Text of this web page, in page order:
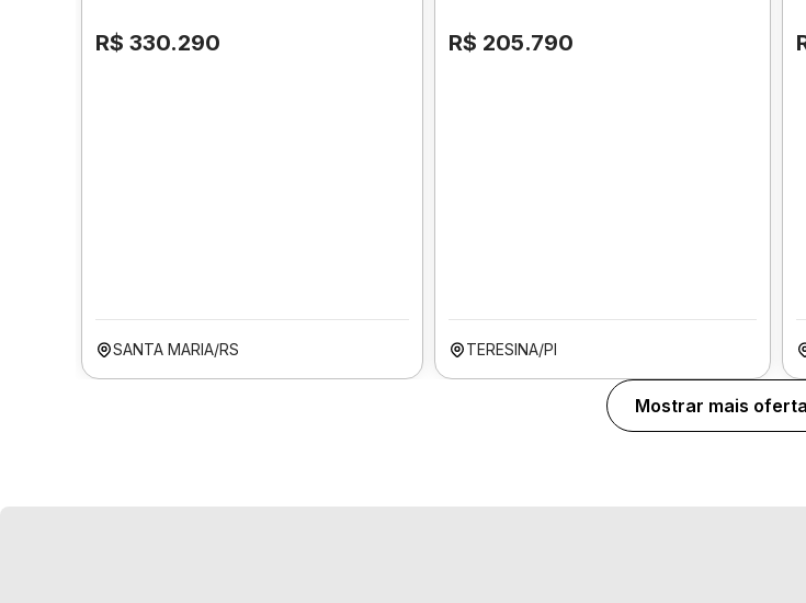
R$ 330.290
SANTA MARIA/RS
R$ 205.790
TERESINA/PI
Mostrar mais